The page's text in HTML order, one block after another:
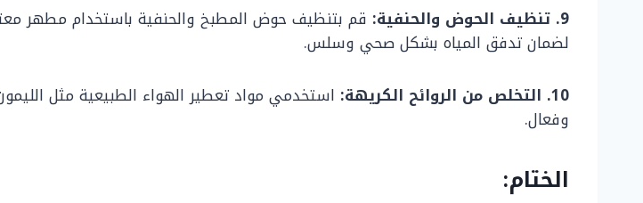
9. تنظيف الحوض والحنفية:
قم بتنظيف حوض المطبخ والحنفية باستخدام مطهر
لضمان تدفق المياه بشكل صحي وسلس.
10. التخلص من الروائح الكريهة:
استخدمي مواد تعطير الهواء الطبيعية مثل
وفعال.
الختام: